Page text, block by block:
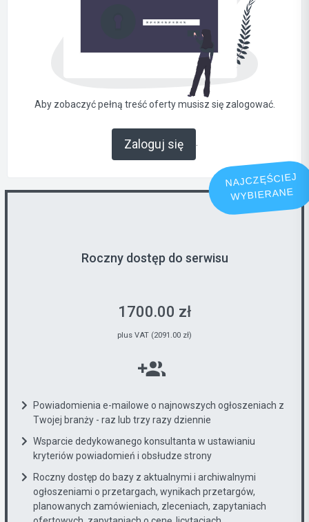
Aby zobaczyć pełną treść oferty musisz się zalogować.
Zaloguj się .
NAJCZĘŚCIEJ
WYBIERANE
Roczny dostęp do serwisu
1700.00 zł
plus VAT (2091.00 zł)
Powiadomienia e-mailowe o najnowszych ogłoszeniach z
Twojej branży - raz lub trzy razy dziennie
Wsparcie dedykowanego konsultanta w ustawianiu
kryteriów powiadomień i obsłudze strony
Roczny dostęp do bazy z aktualnymi i archiwalnymi
ogłoszeniami o przetargach, wynikach przetargów,
planowanych zamówieniach, zleceniach, zapytaniach